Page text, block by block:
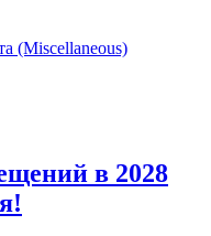
(Miscellaneous)
в 2028